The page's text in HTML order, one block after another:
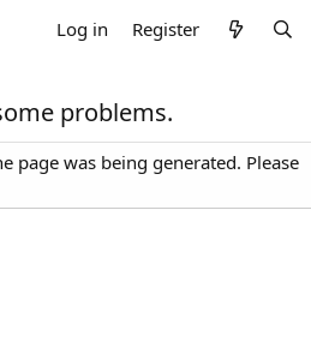
Log in Register
problems.
page was being generated. Please